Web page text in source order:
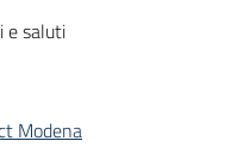
e saluti
Modena